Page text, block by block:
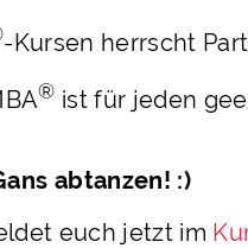
-Kursen herrscht
® ist für jeden
abtanzen! :)
euch jetzt im